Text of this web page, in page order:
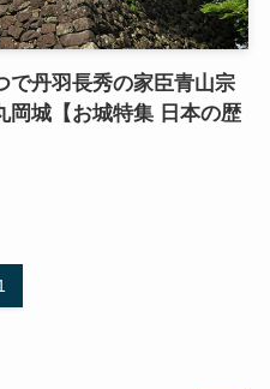
で丹羽長秀の家臣青山宗
岡城【お城特集 日本の歴